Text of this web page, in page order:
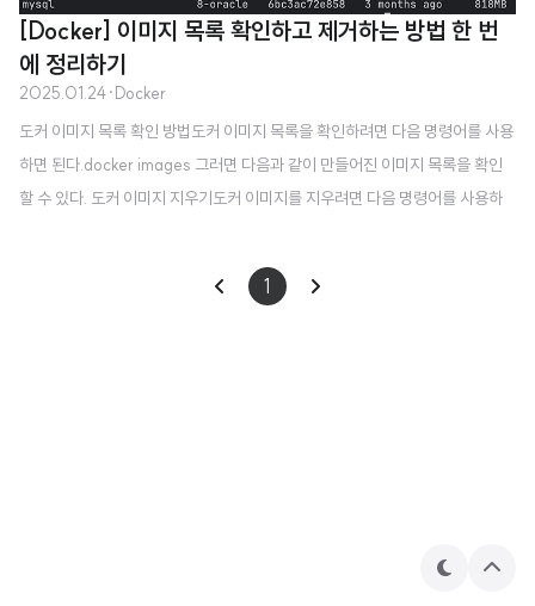
[Docker] 이미지 목록 확인하고 제거하는 방법 한 번
에 정리하기
2025.01.24·Docker
도커 이미지 목록 확인 방법도커 이미지 목록을 확인하려면 다음 명령어를 사용
하면 된다.docker images 그러면 다음과 같이 만들어진 이미지 목록을 확인
할 수 있다. 도커 이미지 지우기도커 이미지를 지우려면 다음 명령어를 사용하
가진 이미지를 지우려면 다음 명령어를 사용하면 된다.docker rmi 755bc7cc
5c96 참고로 rmi 명령어 뒤에는 Image Name이 들어가도 이미지가 지워진
1
테
상